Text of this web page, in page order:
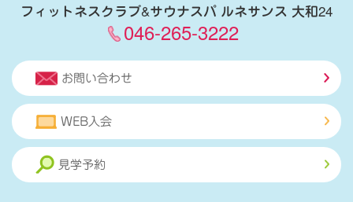
フィットネスクラブ&サウナスパ ルネサンス 大和24
046-265-3222
お問い合わせ
WEB入会
見学予約